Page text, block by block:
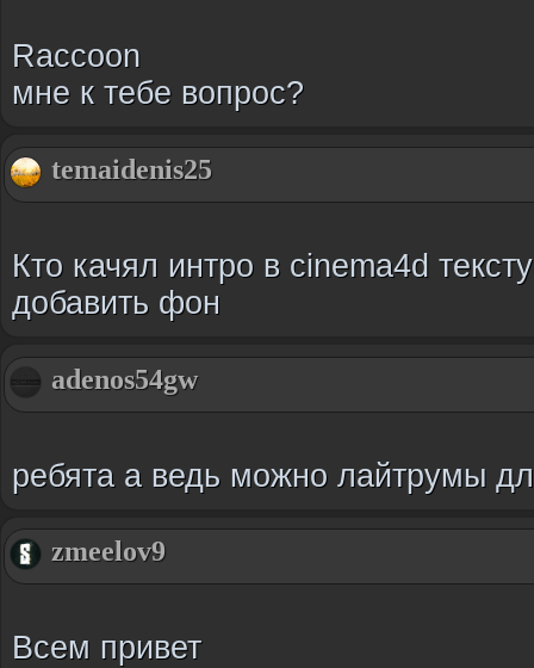
Raccoon
мне к тебе вопрос?
temaidenis25
Кто качял интро в cinema4d
добавить фон
adenos54gw
ребята а ведь можно лайтрумы
zmeelov9
Всем привет